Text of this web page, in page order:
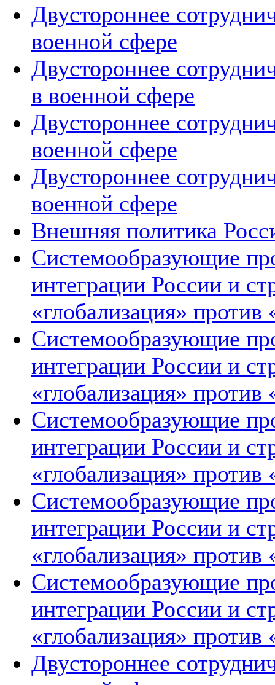
Двустороннее
военной сфере
Двустороннее
в военной сфере
Двустороннее
военной сфере
Двустороннее
военной сфере
Внешняя политика
Системообразующие
интеграции России и
«глобализация»
Системообразующие
интеграции России и
«глобализация»
Системообразующие
интеграции России и
«глобализация»
Системообразующие
интеграции России и
«глобализация»
Системообразующие
интеграции России и
«глобализация»
Двустороннее